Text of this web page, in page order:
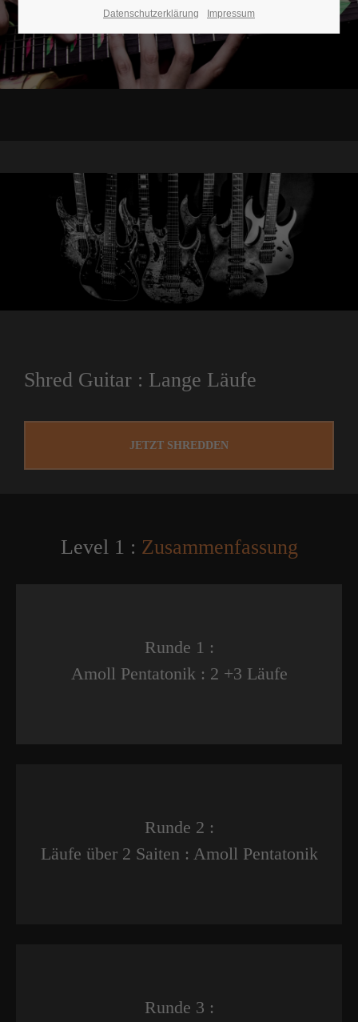
Shred Guitar : Lange Läufe
JETZT SHREDDEN
Level 1 : Zusammenfassung
Runde 1 :
Amoll Pentatonik : 2 +3 Läufe
Runde 2 :
Läufe über 2 Saiten : Amoll Pentatonik
Runde 3 :
Datenschutzerklärung Impressum